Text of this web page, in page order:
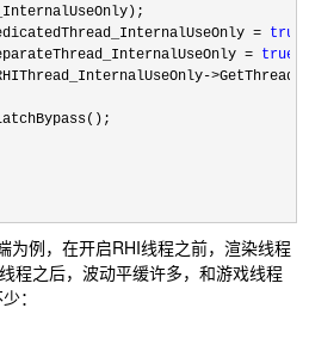
= true
= true
>
为例，在开启RHI线程之前，渲染线程
程之后，波动平缓许多，和游戏线程
：